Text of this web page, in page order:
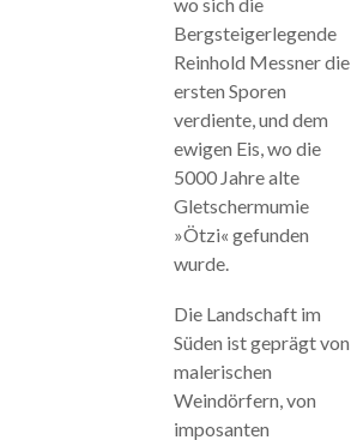
wo sich die
Bergsteigerlegende
Reinhold Messner die
ersten Sporen
verdiente, und dem
ewigen Eis, wo die
5000 Jahre alte
Gletschermumie
»Ötzi« gefunden
wurde.
Die Landschaft im
Süden ist geprägt von
malerischen
Weindörfern, von
imposanten